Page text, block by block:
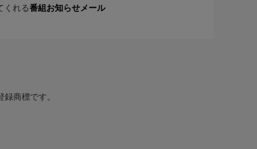
くれる番組お知らせメール
商標です。